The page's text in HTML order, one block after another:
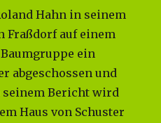
Hahn in seinem
Fraßdorf auf einem
ein
abgeschossen und
seinem Bericht wird
Haus von Schuster